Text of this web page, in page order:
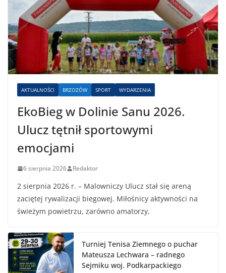
AKTUALNOŚCI BRZOZÓW SPORT WYDARZENIA
EkoBieg w Dolinie Sanu 2026.
Ulucz tętnił sportowymi
emocjami
6 sierpnia 2026 Redaktor
2 sierpnia 2026 r. – Malowniczy Ulucz stał się areną
zaciętej rywalizacji biegowej. Miłośnicy aktywności na
świeżym powietrzu, zarówno amatorzy,
Turniej Tenisa Ziemnego o puchar
Mateusza Lechwara – radnego
Sejmiku woj. Podkarpackiego